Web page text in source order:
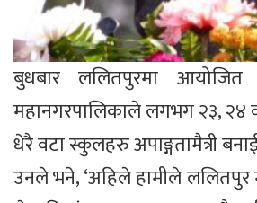
बुधबार ललितपुरमा आयोजित
महानगरपालिकाले लगभग २३, २४
धेरै वटा स्कुलहरु अपाङ्गतामैत्री
उनले भने, ‘अहिले हामीले ललितपुर